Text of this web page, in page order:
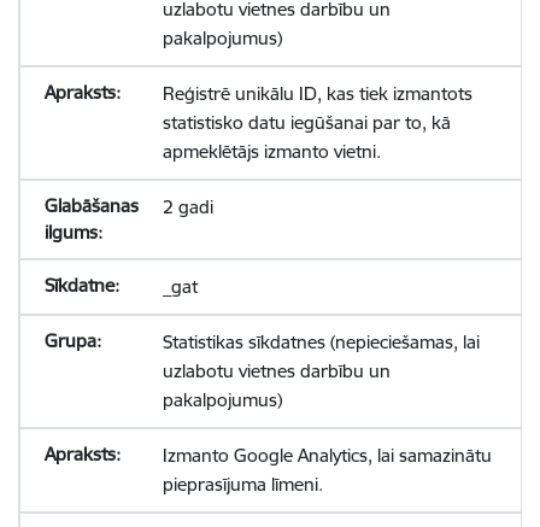
uzlabotu vietnes darbību un
pakalpojumus)
Reģistrē unikālu ID, kas tiek izmantots
statistisko datu iegūšanai par to, kā
apmeklētājs izmanto vietni.
2 gadi
_gat
Statistikas sīkdatnes (nepieciešamas, lai
uzlabotu vietnes darbību un
pakalpojumus)
Izmanto Google Analytics, lai samazinātu
pieprasījuma līmeni.